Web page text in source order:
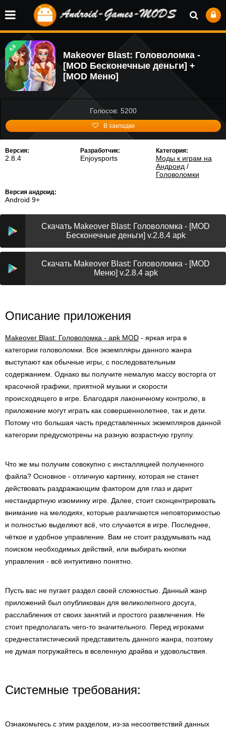
4.8
Makeover Blast: Головоломка -
[MOD Бесконечные деньги] +
[MOD Меню]
Голосов: 5200
В закладки
Версия:
2.8.4
Разработчик:
Enjoysports
Категория:
Моды к играм на
Андроид /
Головоломки
Версия андроид:
Android 9+
Скачать Makeover Blast: Головоломка - [MOD
Бесконечные деньги] v.2.8.4 apk
Скачать Makeover Blast: Головоломка - [MOD
Меню] v.2.8.4 apk
Описание приложения
Makeover Blast: Головоломка - apk MOD - яркая игра в
категории головоломки. Все экземпляры данного жанра
выступают как обычные игры, с последовательным
содержанием. Однако вы получите немалую массу восторга от
красочной графики, приятной музыки и скорости
происходящего в игре. Благодаря лаконичному контролю, в
приложение могут играть как совершеннолетнее, так и дети.
Потому что большая часть представленных экземпляров данной
категории предусмотрены на разную возрастную группу.
Что же мы получим совокупно с инсталляцией полученного
файла? Основное - отличную картинку, которая не станет
действовать раздражающим фактором для глаз и дарит
нестандартную изюминку игре. Далее, стоит сконцентрировать
внимание на мелодиях, которые различаются неповторимостью
и полностью выделяют всё, что случается в игре. Последнее,
чёткое и удобное управление. Вам не стоит раздумывать над
поиском необходимых действий, или выбирать кнопки
управления - всё интуитивно понятно.
Пусть вас не пугает раздел своей сложностью. Данный жанр
приложений был опубликован для великолепного досуга,
расслабления от своих занятий и простого развлечения. Не
стоит предполагать чего-то значительного. Перед игроками
среднестатистический представитель данного жанра, поэтому
не думая погружайтесь в вселенную драйва и удовольствия.
Системные требования:
Ознакомьтесь с этим разделом, из-за несоответствий данных